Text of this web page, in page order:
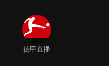
德甲直播